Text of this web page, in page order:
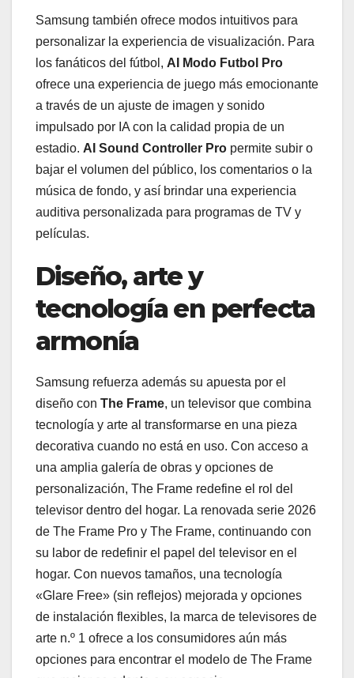
Samsung también ofrece modos intuitivos para
personalizar la experiencia de visualización. Para
los fanáticos del fútbol, AI Modo Futbol
Pro
ofrece una experiencia de juego más emocionante
a través de un ajuste de imagen y sonido
impulsado por IA con la calidad propia de un
estadio. AI Sound Controller Pro permite subir o
bajar el volumen del público, los comentarios o la
música de fondo, y así brindar una experiencia
auditiva personalizada para programas de TV y
películas.
Diseño, arte y
tecnología en perfecta
armonía
Samsung refuerza además su apuesta por el
diseño con The Frame, un televisor que combina
tecnología y arte al transformarse en una pieza
decorativa cuando no está en uso. Con acceso a
una amplia galería de obras y opciones de
personalización, The Frame redefine el rol del
televisor dentro del hogar. La renovada serie 2026
de The Frame Pro y The Frame, continuando con
su labor de redefinir el papel del televisor en el
hogar. Con nuevos tamaños, una tecnología
«Glare Free» (sin reflejos) mejorada y opciones
de instalación flexibles, la marca de televisores de
arte n.º 1 ofrece a los consumidores aún más
opciones para encontrar el modelo de The Frame